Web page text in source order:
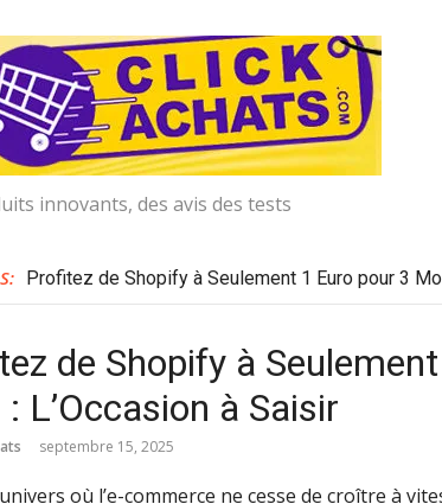
innovants, des avis des tests
Profitez de Shopify à Seulement 1 Euro pour 3
de Shopify à
L’Occasion à Saisir
septembre 15, 2025
où l’e-commerce ne cesse de croître à